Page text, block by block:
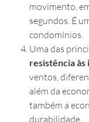
movimento,
segundos. É
condomínios.
Uma das
resistência
ventos,
além da
também a
durabilidade.